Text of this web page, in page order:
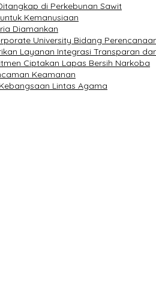
di Perkebunan Sawit
Kemanusiaan
Diamankan
University Bidang
Layanan Integrasi Transparan
Ciptakan Lapas Bersih Narkoba
Keamanan
Lintas Agama